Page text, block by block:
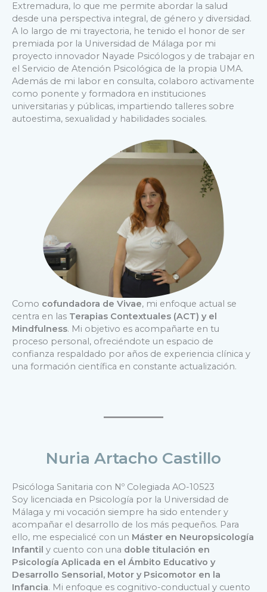
Extremadura, lo que me permite abordar la salud
desde una perspectiva integral, de género y diversidad.
A lo largo de mi trayectoria, he tenido el honor de ser
premiada por la Universidad de Málaga por mi
proyecto innovador Nayade Psicólogos y de trabajar en
el Servicio de Atención Psicológica de la propia UMA.
Además de mi labor en consulta, colaboro activamente
como ponente y formadora en instituciones
universitarias y públicas, impartiendo talleres sobre
autoestima, sexualidad y habilidades sociales.
Como cofundadora de Vivae, mi enfoque actual se
centra en las Terapias Contextuales (ACT) y el
Mindfulness. Mi objetivo es acompañarte en tu
proceso personal, ofreciéndote un espacio de
confianza respaldado por años de experiencia clínica y
una formación científica en constante actualización.
Nuria Artacho Castillo
Psicóloga Sanitaria con Nº Colegiada AO-10523
Soy licenciada en Psicología por la Universidad de
Málaga y mi vocación siempre ha sido entender y
acompañar el desarrollo de los más pequeños. Para
ello, me especialicé con un Máster en Neuropsicología
Infantil y cuento con una doble titulación en
Psicología Aplicada en el Ámbito Educativo y
Desarrollo Sensorial, Motor y Psicomotor en la
Infancia. Mi enfoque es cognitivo-conductual y cuento